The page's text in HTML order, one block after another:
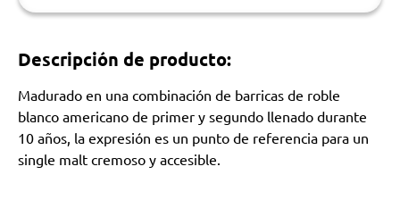
Descripción de producto:
Madurado en una combinación de barricas de roble
blanco americano de primer y segundo llenado durante
10 años, la expresión es un punto de referencia para un
single malt cremoso y accesible.